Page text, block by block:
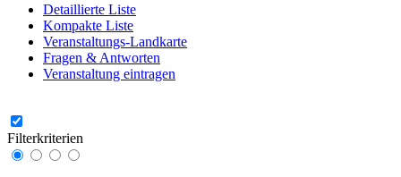
Detaillierte Liste
Kompakte Liste
Veranstaltungs-Landkarte
Fragen & Antworten
Veranstaltung eintragen
Filterkriterien